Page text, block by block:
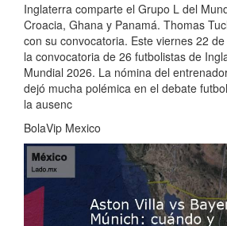
Inglaterra comparte el Grupo L del
Croacia, Ghana y Panamá. Thomas
con su convocatoria. Este viernes 22
la convocatoria de 26 futbolistas de
Mundial 2026. La nómina del
dejó mucha polémica en el debate
la ausenc
BolaVip Mexico